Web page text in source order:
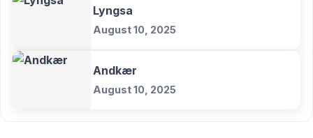
Lyngsa
August 10, 2025
Andkær
August 10, 2025